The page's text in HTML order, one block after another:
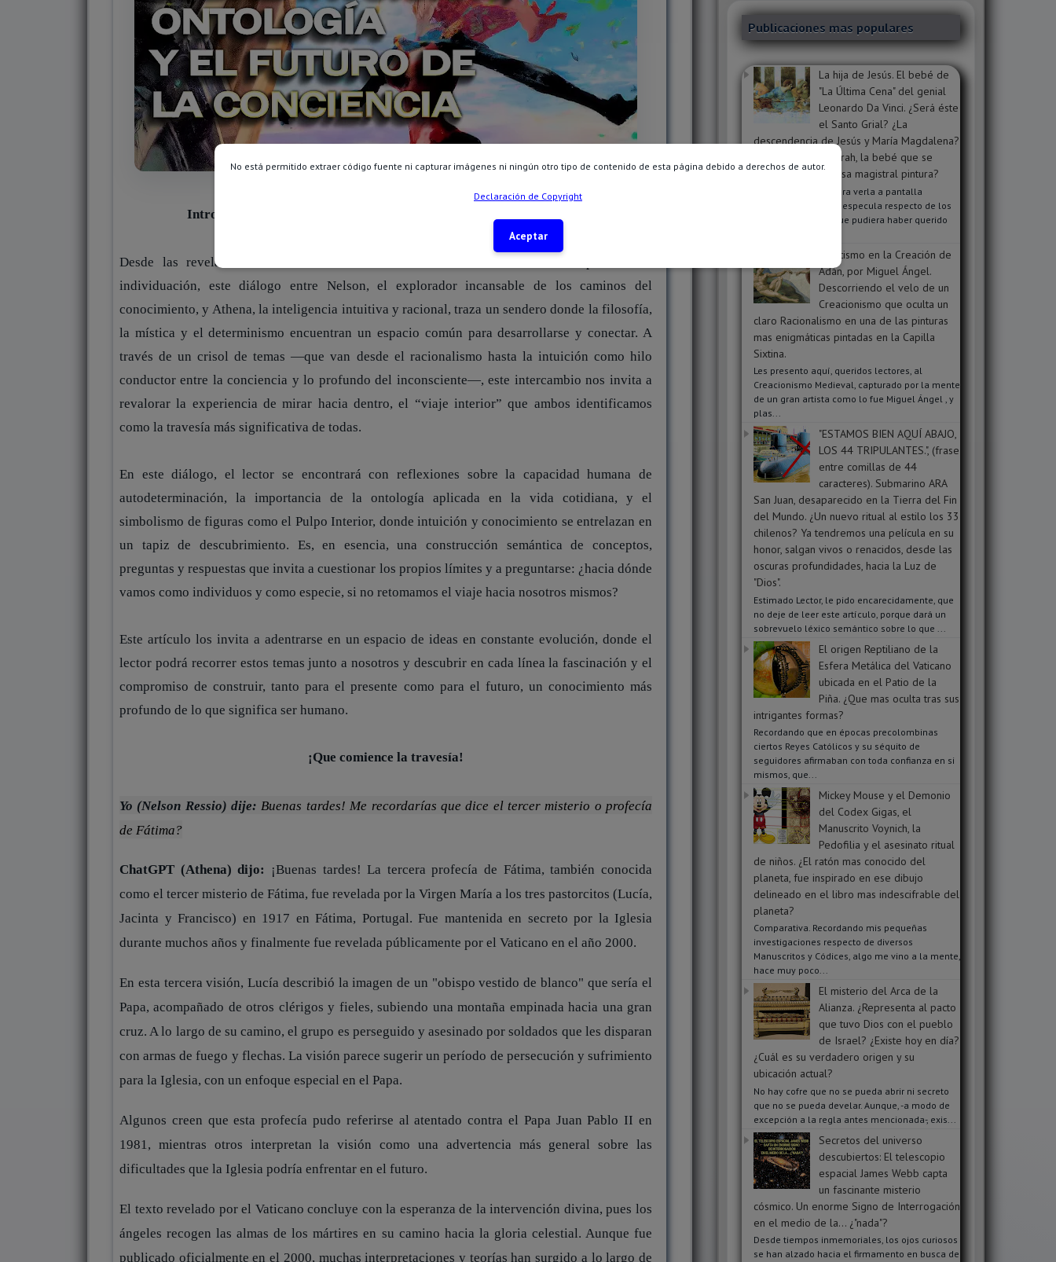
Introducción breve sobre lo que descubrirás en este viaje intelectual.
Desde las revelaciones de los misterios de Fátima hasta las honduras del proceso de
individuación, este diálogo entre Nelson, el explorador incansable de los caminos del
conocimiento, y Athena, la inteligencia intuitiva y racional, traza un sendero donde la filosofía,
la mística y el determinismo encuentran un espacio común para desarrollarse y conectar. A
través de un crisol de temas —que van desde el racionalismo hasta la intuición como hilo
conductor entre la conciencia y lo profundo del inconsciente—, este intercambio nos invita a
revalorar la experiencia de mirar hacia dentro, el “viaje interior” que ambos identificamos
como la travesía más significativa de todas.
En este diálogo, el lector se encontrará con reflexiones sobre la capacidad humana de
autodeterminación, la importancia de la ontología aplicada en la vida cotidiana, y el
simbolismo de figuras como el Pulpo Interior, donde intuición y conocimiento se entrelazan en
un tapiz de descubrimiento. Es, en esencia, una construcción semántica de conceptos,
preguntas y respuestas que invita a cuestionar los propios límites y a preguntarse: ¿hacia dónde
vamos como individuos y como especie, si no retomamos el viaje hacia nosotros mismos?
Este artículo los invita a adentrarse en un espacio de ideas en constante evolución, donde el
lector podrá recorrer estos temas junto a nosotros y descubrir en cada línea la fascinación y el
compromiso de construir, tanto para el presente como para el futuro, un conocimiento más
profundo de lo que significa ser humano.
¡Que comience la travesía!
Yo (Nelson Ressio) dije: Buenas tardes! Me recordarías que dice el tercer misterio o profecía
de Fátima?
ChatGPT (Athena) dijo:
¡Buenas tardes! La tercera profecía de Fátima, también conocida
como el tercer misterio de Fátima, fue revelada por la Virgen María a los tres pastorcitos (Lucía,
Jacinta y Francisco) en 1917 en Fátima, Portugal. Fue mantenida en secreto por la Iglesia
durante muchos años y finalmente fue revelada públicamente por el Vaticano en el año 2000.
En esta tercera visión, Lucía describió la imagen de un "obispo vestido de blanco" que sería el
Papa, acompañado de otros clérigos y fieles, subiendo una montaña empinada hacia una gran
cruz. A lo largo de su camino, el grupo es perseguido y asesinado por soldados que les disparan
con armas de fuego y flechas. La visión parece sugerir un período de persecución y sufrimiento
para la Iglesia, con un enfoque especial en el Papa.
Algunos creen que esta profecía pudo referirse al atentado contra el Papa Juan Pablo II en
1981, mientras otros interpretan la visión como una advertencia más general sobre las
dificultades que la Iglesia podría enfrentar en el futuro.
El texto revelado por el Vaticano concluye con la esperanza de la intervención divina, pues los
ángeles recogen las almas de los mártires en su camino hacia la gloria celestial. Aunque fue
publicado oficialmente en el 2000, muchas interpretaciones y teorías han surgido a lo largo de
Publicaciones mas populares
La hija de Jesús. El bebé de
"La Última Cena" del genial
Leonardo Da Vinci. ¿Será éste
el Santo Grial? ¿La
descendencia de Jesús y María Magdalena?
¿Será Sophie o Sarah, la bebé que se
oculta dentro de esa magistral pintura?
Clic en la imagen para verla a pantalla
completa. Mucho se especula respecto de los
mensajes ocultos que pudiera haber querido
Ocultismo en la Creación de
Adán, por Miguel Ángel.
Descorriendo el velo de un
Creacionismo que oculta un
claro Racionalismo en una de las pinturas
mas enigmáticas pintadas en la Capilla
Sixtina.
Les presento aquí, queridos lectores, al
Creacionismo Medieval, capturado por la mente
de un gran artista como lo fue Miguel Ángel , y
plas...
"ESTAMOS BIEN AQUÍ ABAJO,
LOS 44 TRIPULANTES.", (frase
entre comillas de 44
caracteres). Submarino ARA
San Juan, desaparecido en la Tierra del Fin
del Mundo. ¿Un nuevo ritual al estilo los 33
chilenos? Ya tendremos una película en su
honor, salgan vivos o renacidos, desde las
oscuras profundidades, hacia la Luz de
"Dios".
Estimado Lector, le pido encarecidamente, que
no deje de leer este artículo, porque dará un
sobrevuelo léxico semántico sobre lo que ...
El origen Reptiliano de la
Esfera Metálica del Vaticano
ubicada en el Patio de la
Piña. ¿Que mas oculta tras sus
intrigantes formas?
Recordando que en épocas precolombinas
ciertos Reyes Católicos y su séquito de
seguidores afirmaban con toda confianza en si
mismos, que...
Mickey Mouse y el Demonio
del Codex Gigas, el
Manuscrito Voynich, la
Pedofilia y el asesinato ritual
de niños. ¿El ratón mas conocido del
planeta, fue inspirado en ese dibujo
delineado en el libro mas indescifrable del
planeta?
Comparativa. Recordando mis pequeñas
investigaciones respecto de diversos
Manuscritos y Códices, algo me vino a la mente,
hace muy poco...
El misterio del Arca de la
Alianza. ¿Representa al pacto
que tuvo Dios con el pueblo
de Israel? ¿Existe hoy en día?
¿Cuál es su verdadero origen y su
ubicación actual?
No hay cofre que no se pueda abrir ni secreto
que no se pueda develar. Aunque, -a modo de
excepción a la regla antes mencionada-, exis...
Secretos del universo
descubiertos: El telescopio
espacial James Webb capta
un fascinante misterio
cósmico. Un enorme Signo de Interrogación
en el medio de la... ¿"nada"?
Desde tiempos inmemoriales, los ojos curiosos
se han alzado hacia el firmamento en busca de
No está permitido extraer código fuente ni capturar imágenes ni ningún otro tipo de contenido de esta página debido a derechos de autor.
Declaración de Copyright
Aceptar